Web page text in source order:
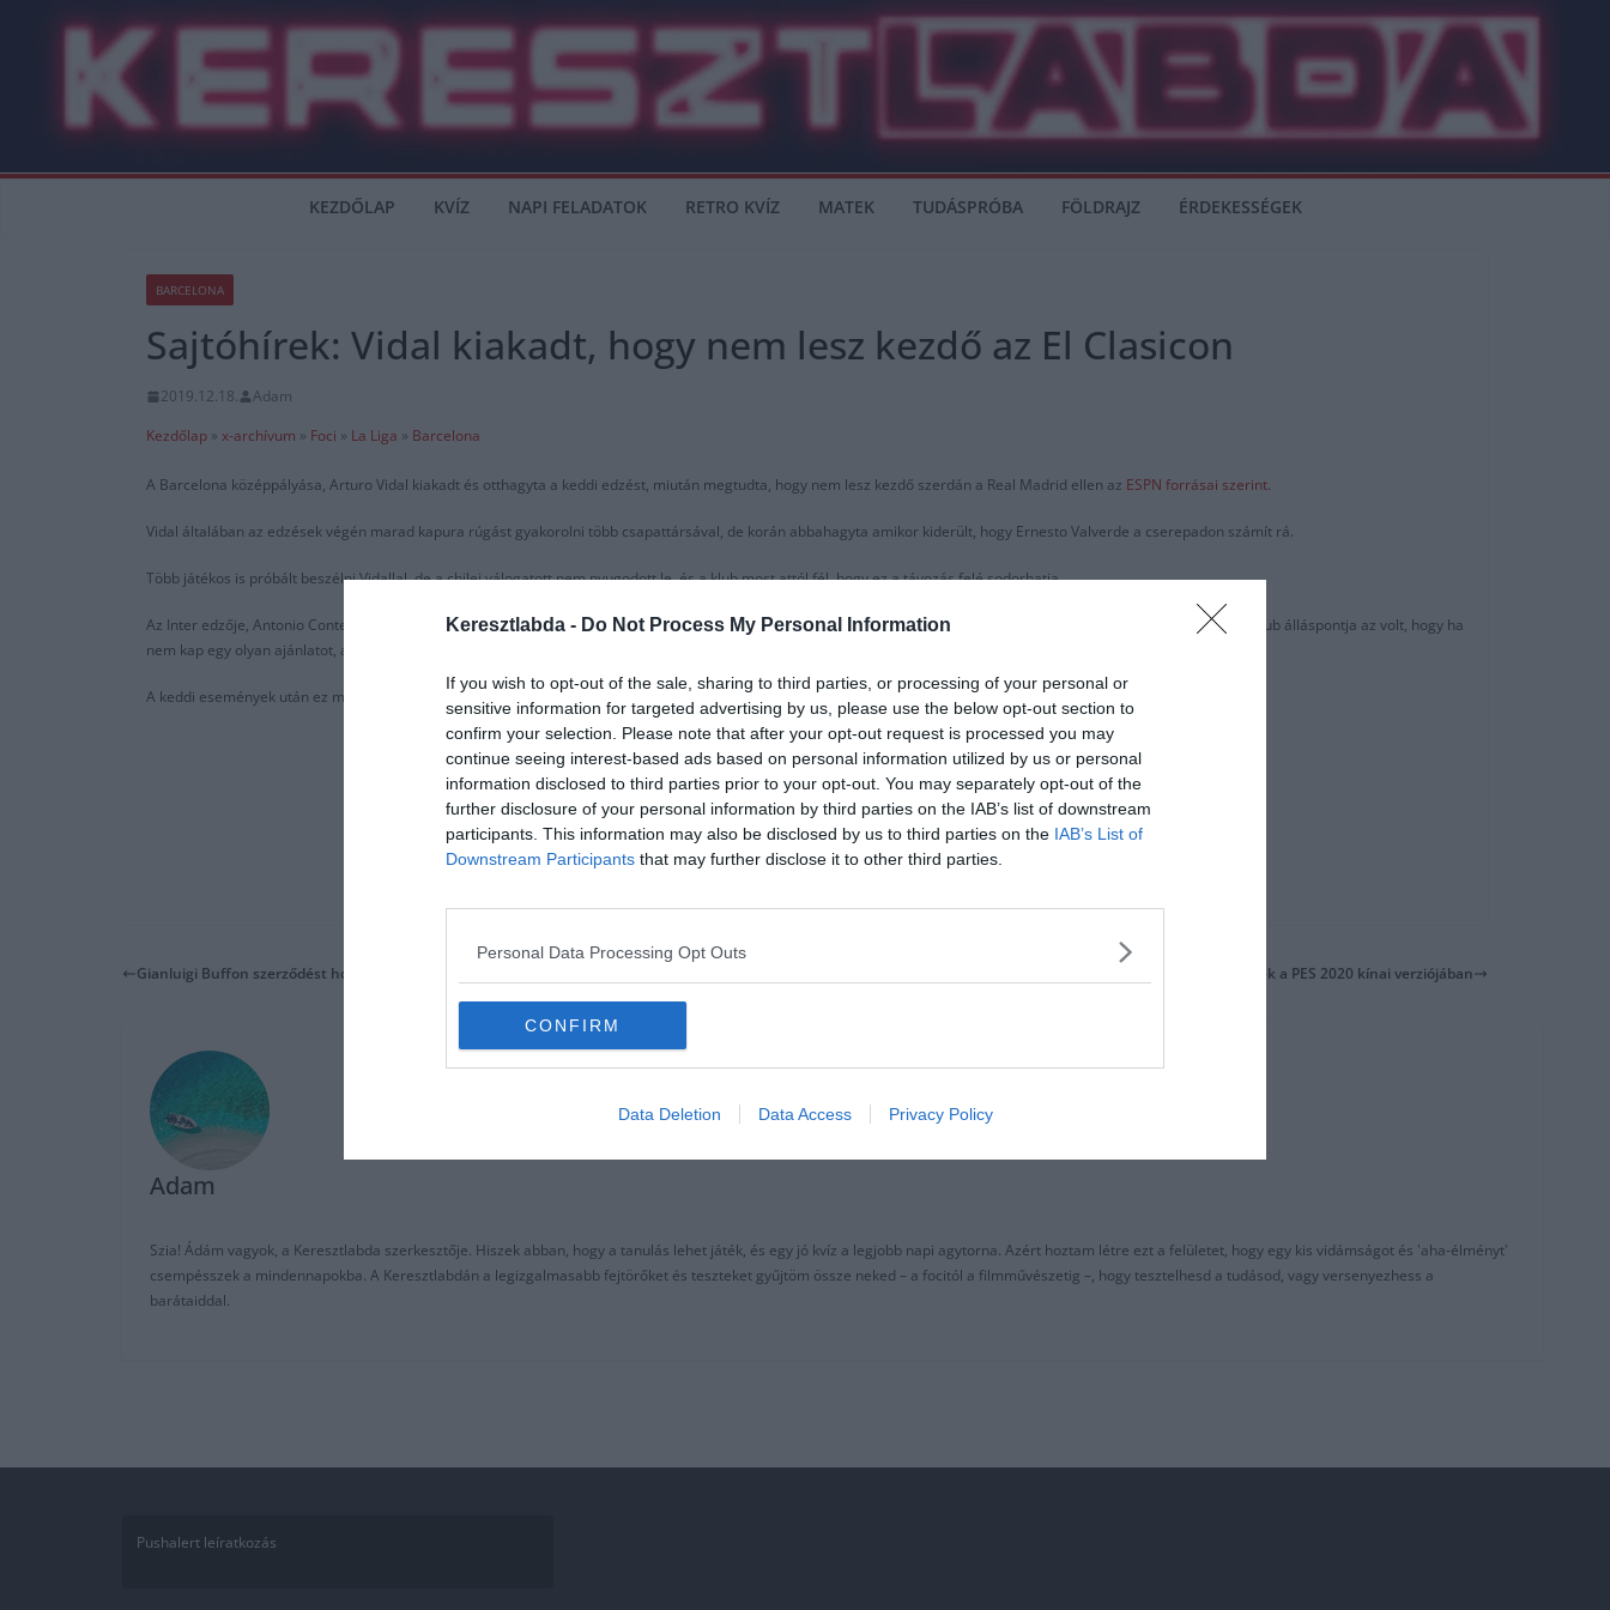
Keresztlabda - Do Not Process My Personal Information
If you wish to opt-out of the sale, sharing to third parties, or processing of your personal or
sensitive information for targeted advertising by us, please use the below opt-out section to
confirm your selection. Please note that after your opt-out request is processed you may
continue seeing interest-based ads based on personal information utilized by us or personal
information disclosed to third parties prior to your opt-out. You may separately opt-out of the
further disclosure of your personal information by third parties on the IAB’s list of downstream
participants. This information may also be disclosed by us to third parties on the IAB’s List of
Downstream Participants that may further disclose it to other third parties.
Personal Data Processing Opt Outs
CONFIRM
Data Deletion Data Access Privacy Policy
KEZDŐLAP KVÍZ NAPI FELADATOK RETRO KVÍZ MATEK TUDÁSPRÓBA FÖLDRAJZ ÉRDEKESSÉGEK
BARCELONA
Sajtóhírek: Vidal kiakadt, hogy nem lesz kezdő az El Clasicon
2019.12.18.
Adam
Kezdőlap » x-archívum » Foci » La Liga » Barcelona
A Barcelona középpályása, Arturo Vidal kiakadt és otthagyta a keddi edzést, miután megtudta, hogy nem lesz kezdő szerdán a Real Madrid ellen az ESPN forrásai szerint.
Vidal általában az edzések végén marad kapura rúgást gyakorolni több csapattársával, de korán abbahagyta amikor kiderült, hogy Ernesto Valverde a cserepadon számít rá.
Több játékos is próbált beszélni Vidallal, de a chilei válogatott nem nyugodott le, és a klub most attól fél, hogy ez a távozás felé sodorhatja.
Az Inter edzője, Antonio Conte szeretné csapatában és a páros már dolgozott együtt a Juventusnál. A két klub már tárgyalt egymással a múlt héten, de eddig a katalán klub álláspontja az volt, hogy ha
nem kap egy olyan ajánlatot, amire nem tud nemet mondani, akkor marad a játékos a Barcánál.
A keddi események után ez megváltozhat.
Gianluigi Buffon szerződést hosszabbíthat? Özilt kivették a PES 2020 kínai verziójában
Adam
Szia! Ádám vagyok, a Keresztlabda szerkesztője. Hiszek abban, hogy a tanulás lehet játék, és egy jó kvíz a legjobb napi agytorna. Azért hoztam létre ezt a felületet, hogy egy kis vidámságot és 'aha-élményt'
csempésszek a mindennapokba. A Keresztlabdán a legizgalmasabb fejtörőket és teszteket gyűjtöm össze neked – a focitól a filmművészetig –, hogy tesztelhesd a tudásod, vagy versenyezhess a
barátaiddal.
Pushalert leíratkozás